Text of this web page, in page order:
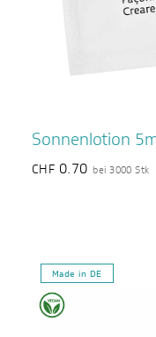
Sonnenlotion
CHF 0.70 bei 3000 Stk
Made in DE